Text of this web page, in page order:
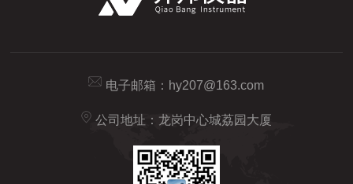
电子邮箱： hy207@163.com
公司地址：龙岗中心城荔园大厦